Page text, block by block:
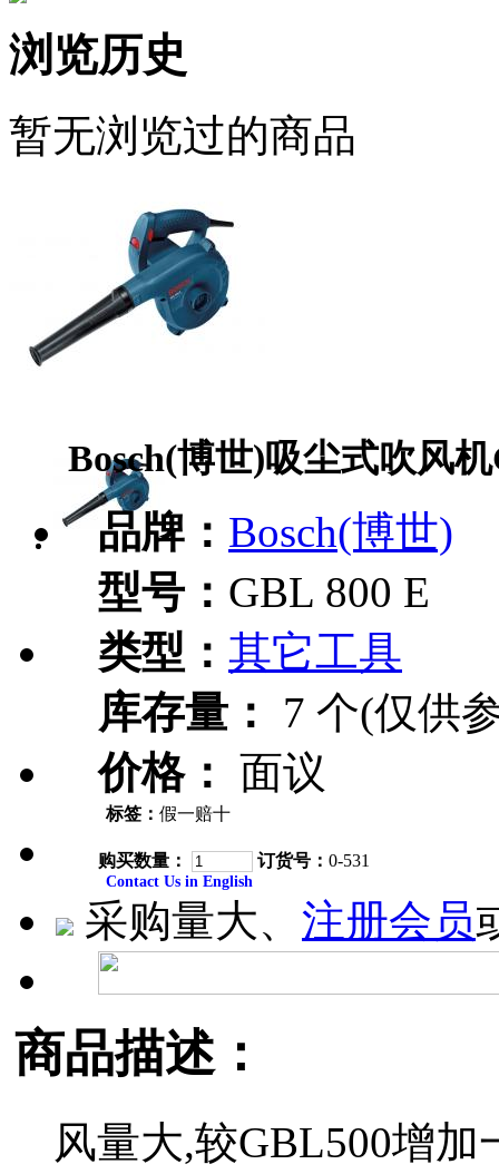
浏览历史
暂无浏览过的商品
Bosch(博世)吸尘式吹风
品牌： Bosch(博世)
型号： GBL 800 E
类型： 其它工具
库存量：
7 个(仅供
价格： 面议
标签： 假一赔十
购买数量： 订货号： 0-531
Contact Us in English
采购量大、 注册会员
商品描述：
风量大,较GBL500增